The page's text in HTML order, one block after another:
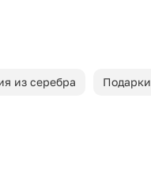
из серебра